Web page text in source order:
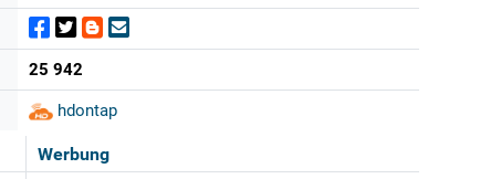
25 942
hdontap
Werbung